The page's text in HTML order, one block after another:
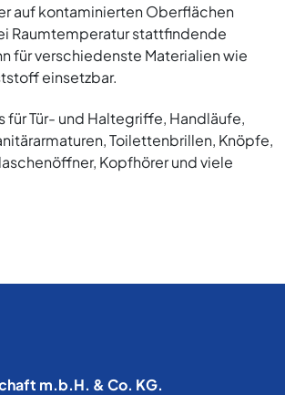
auf kontaminierten Oberflächen
Raumtemperatur stattfindende
für verschiedenste Materialien wie
einsetzbar.
für Tür- und Haltegriffe, Handläufe,
Toilettenbrillen, Knöpfe,
Kopfhörer und viele
m.b.H. & Co. KG.